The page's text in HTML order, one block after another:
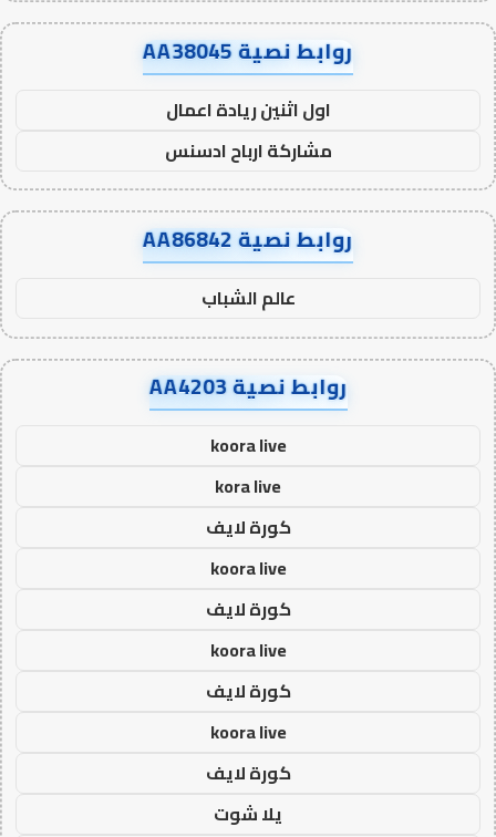
روابط نصية AA38045
اول اثنين ريادة اعمال
مشاركة ارباح ادسنس
روابط نصية AA86842
عالم الشباب
روابط نصية AA4203
koora live
kora live
كورة لايف
koora live
كورة لايف
koora live
كورة لايف
koora live
كورة لايف
يلا شوت